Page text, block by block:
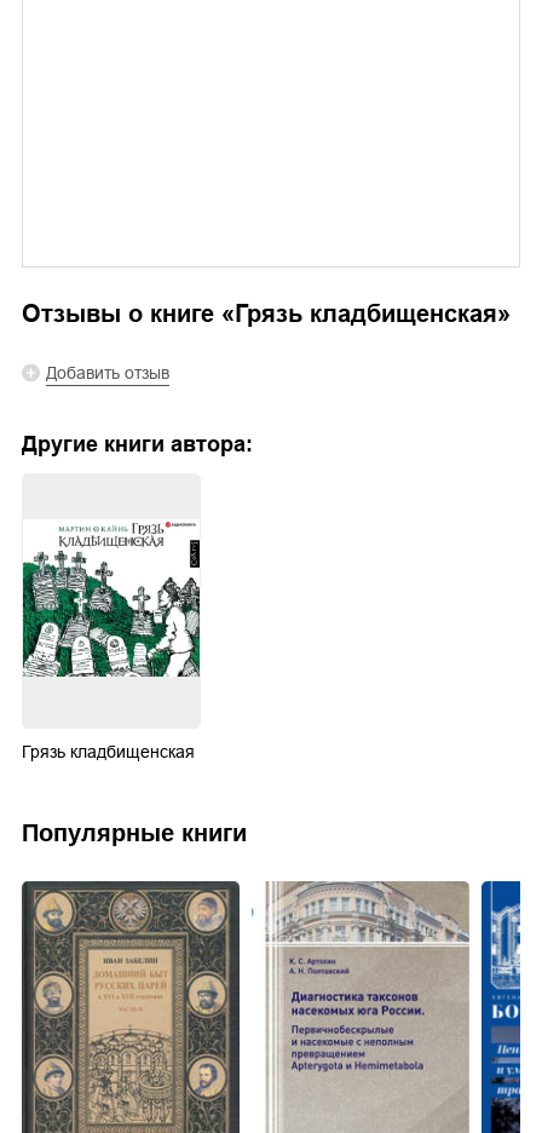
Отзывы о книге « Грязь кладбищенская»
Добавить отзыв
Другие книги автора:
Грязь кладбищенская
Популярные книги